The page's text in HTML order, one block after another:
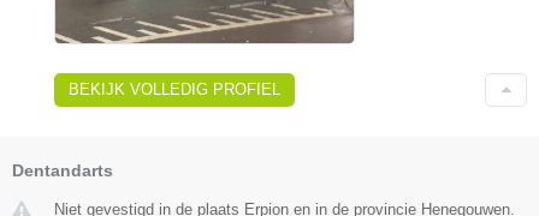
BEKIJK VOLLEDIG PROFIEL
Dentandarts
Niet gevestigd in de plaats Erpion en in de provincie Henegouwen.